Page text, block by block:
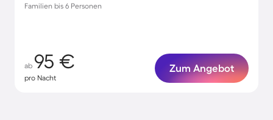
Familien bis 6 Personen
ab 95 €
pro Nacht
Zum Angebot